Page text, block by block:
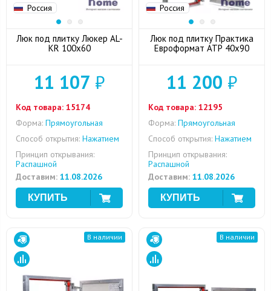
Россия
Люк под плитку Люкер AL-
KR 100x60
11 107 ₽
Код товара: 15174
Форма: Прямоугольная
Способ открытия: Нажатием
Принцип открывания:
Распашной
Доставим: 11.08.2026
Россия
Люк под плитку Практика
Евроформат АТР 40x90
11 200 ₽
Код товара: 12195
Форма: Прямоугольная
Способ открытия: Нажатием
Принцип открывания:
Распашной
Доставим: 11.08.2026
В наличии В наличии